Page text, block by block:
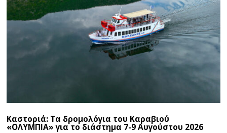
Καστοριά: Τα δρομολόγια του Καραβιού
«ΟΛΥΜΠΙΑ» για το διάστημα 7-9 Αυγούστου 2026